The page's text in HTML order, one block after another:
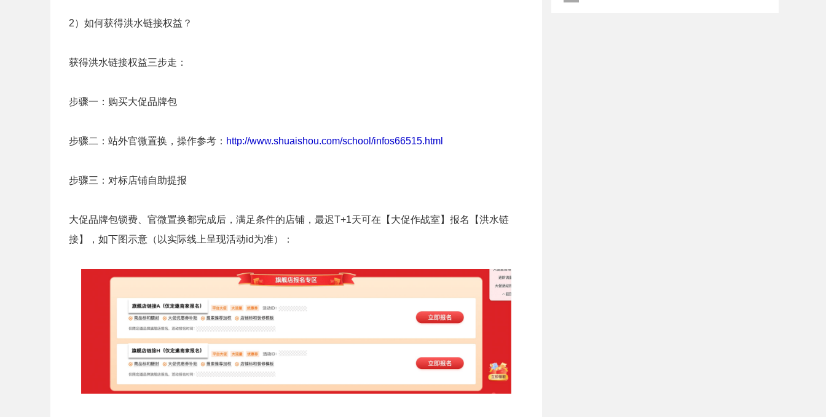
2）如何获得洪水链接权益？
获得洪水链接权益三步走：
步骤一：购买大促品牌包
步骤二：站外官微置换，操作参考： http://www.shuaishou.com/school/infos66515.html
步骤三：对标店铺自助提报
大促品牌包锁费、官微置换都完成后，满足条件的店铺，最迟T+1天可在【大促作战室】报名【洪水链
接】，如下图示意（以实际线上呈现活动id为准）：